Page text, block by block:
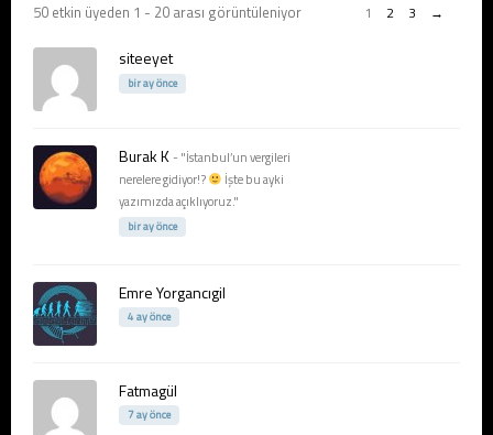
Üye
dizini
50 etkin üyeden 1 - 20 arası görüntüleniyor 1 2 3 →
siteeyet
bir ay önce
Burak K- "İstanbul’un vergileri
nerelere gidiyor!?
İşte bu ayki
yazımızda açıklıyoruz."
bir ay önce
Emre Yorgancıgil
4 ay önce
Fatmagül
7 ay önce